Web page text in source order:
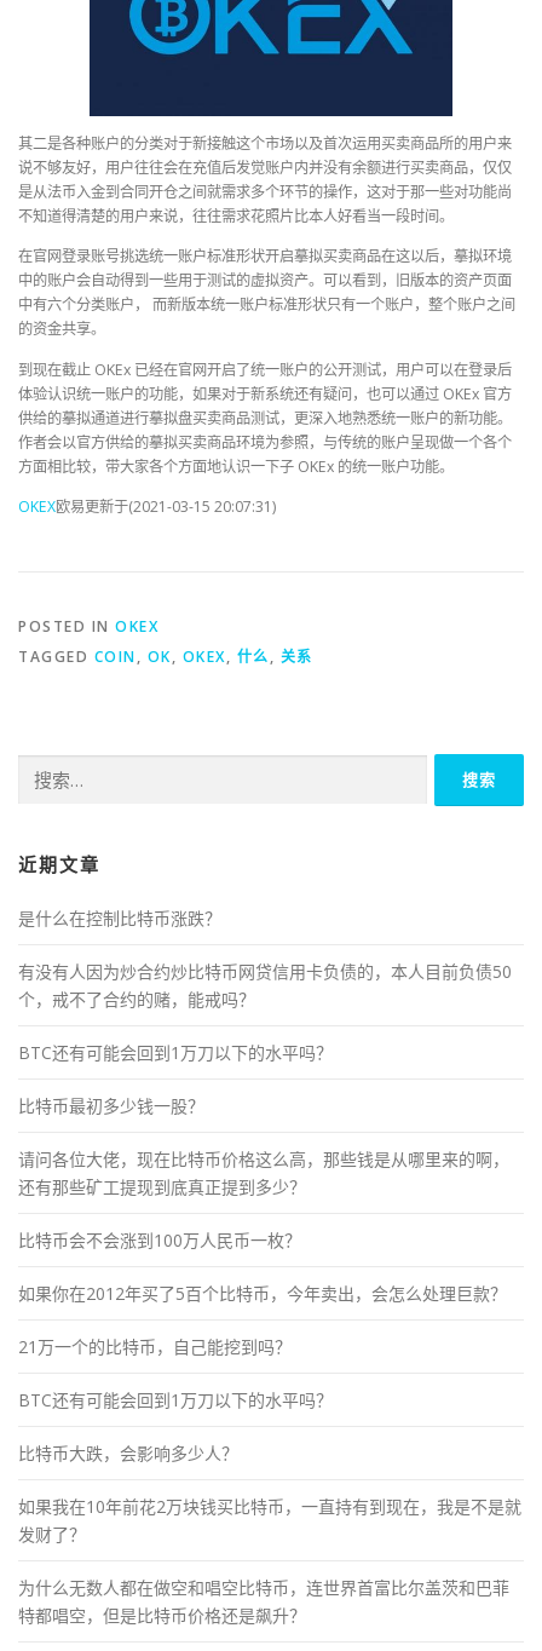
其二是各种账户的分类对于新接触这个市场以及首次运用买卖商品所的用户来
说不够友好，用户往往会在充值后发觉账户内并没有余额进行买卖商品，仅仅
是从法币入金到合同开仓之间就需求多个环节的操作，这对于那一些对功能尚
不知道得清楚的用户来说，往往需求花照片比本人好看当一段时间。
在官网登录账号挑选统一账户标准形状开启摹拟买卖商品在这以后，摹拟环境
中的账户会自动得到一些用于测试的虚拟资产。可以看到，旧版本的资产页面
中有六个分类账户， 而新版本统一账户标准形状只有一个账户，整个账户之间
的资金共享。
到现在截止 OKEx 已经在官网开启了统一账户的公开测试，用户可以在登录后
体验认识统一账户的功能，如果对于新系统还有疑问，也可以通过 OKEx 官方
供给的摹拟通道进行摹拟盘买卖商品测试，更深入地熟悉统一账户的新功能。
作者会以官方供给的摹拟买卖商品环境为参照，与传统的账户呈现做一个各个
方面相比较，带大家各个方面地认识一下子 OKEx 的统一账户功能。
OKEX欧易更新于(2021-03-15 20:07:31)
POSTED IN OKEX
TAGGED COIN, OK, OKEX, 什么, 关系
索：
近期文章
是什么在控制比特币涨跌？
有没有人因为炒合约炒比特币网贷信用卡负债的，本人目前负债50
个，戒不了合约的赌，能戒吗？
BTC还有可能会回到1万刀以下的水平吗？
比特币最初多少钱一股？
请问各位大佬，现在比特币价格这么高，那些钱是从哪里来的啊，
还有那些矿工提现到底真正提到多少？
比特币会不会涨到100万人民币一枚？
如果你在2012年买了5百个比特币，今年卖出，会怎么处理巨款？
21万一个的比特币，自己能挖到吗？
BTC还有可能会回到1万刀以下的水平吗？
比特币大跌，会影响多少人？
如果我在10年前花2万块钱买比特币，一直持有到现在，我是不是就
发财了？
为什么无数人都在做空和唱空比特币，连世界首富比尔盖茨和巴菲
特都唱空，但是比特币价格还是飙升？